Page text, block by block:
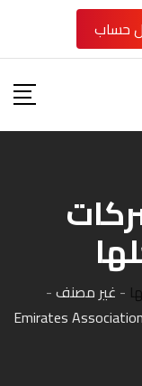
حساب
- غير مصنف-
Emirates